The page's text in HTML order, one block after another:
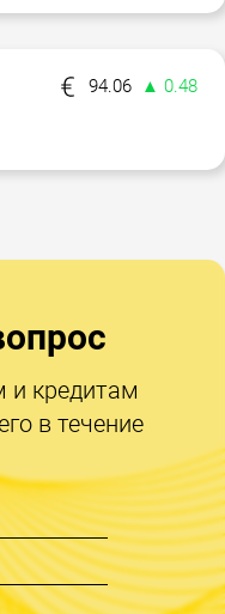
94.06
▲ 0.48
и кредитам
в течение